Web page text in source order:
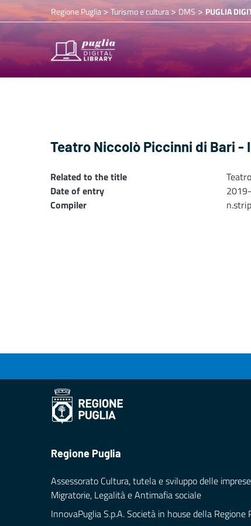
Regione Puglia> Turismo e cultura>DMS > PUGLIA
Teatro Niccolò Piccinni di Bari -
Related to the title
Date of entry
Compiler
Regione Puglia
Assessorato Cultura, tutela e sviluppo delle
Migratorie, Legalità e Antimafia sociale
InnovaPuglia S.p.A. Società in house della Regione